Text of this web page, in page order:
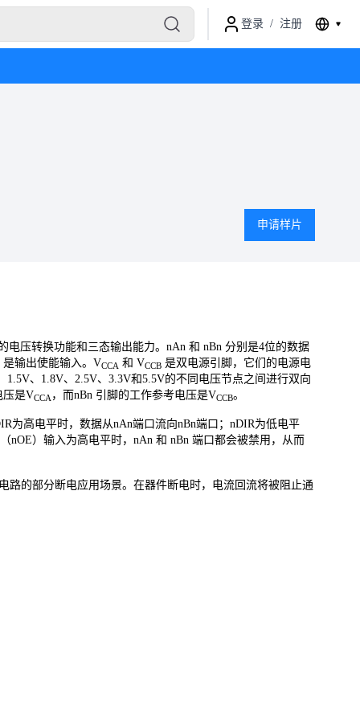
登录 / 注册
申请样片
电压转换功能和三态输出能力。nAn 和 nBn 分别是4位的数据
是输出使能输入。VCCA 和 VCCB是双电源引脚，它们的电源电
、1.8V、2.5V、3.3V和5.5V的不同电压节点之间进行双向
压是VCCA ，而nBn 引脚的工作参考电压是VCCB。
为高电平时，数据从nAn端口流向nBn端口；nDIR为低电平
nOE）输入为高电平时，nAn 和 nBn 端口都会被禁用，从而
路的部分断电应用场景。在器件断电时，电流回流将被阻止通